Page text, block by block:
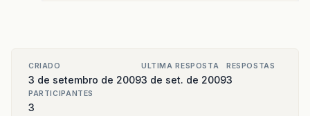
CRIADO
3 de setembro de 2009
ULTIMA RESPOSTA
3 de set. de 2009
RESPOSTAS
3
PARTICIPANTES
3